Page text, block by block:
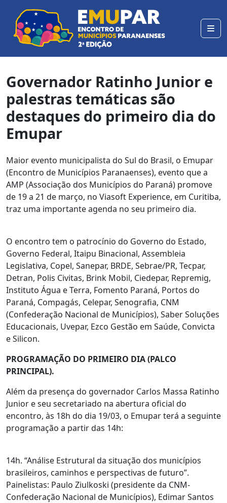
Governador Ratinho Junior e
palestras temáticas são
destaques do primeiro dia do
Emupar
Maior evento municipalista do Sul do Brasil, o Emupar
(Encontro de Municípios Paranaenses), evento que a
AMP (Associação dos Municípios do Paraná) promove
de 19 a 21 de março, no Viasoft Experience, em Curitiba,
traz uma importante agenda no seu primeiro dia.
O encontro tem o patrocínio do Governo do Estado,
Governo Federal, Itaipu Binacional, Assembleia
Legislativa, Copel, Sanepar, BRDE, Sebrae/PR, Tecpar,
Detran, Polis Civitas, Brink Mobil, Ciedepar, Repremig,
Instituto Água e Terra, Fomento Paraná, Portos do
Paraná, Compagás, Celepar, Senografia, CNM
(Confederação Nacional de Municípios), Saber Soluções
Educacionais, Uvepar, Ezco Gestão em Saúde, Convicta
e Silicon.
PROGRAMAÇÃO DO PRIMEIRO DIA (PALCO
PRINCIPAL).
Além da presença do governador Carlos Massa Ratinho
Junior e seu secretariado na abertura oficial do
encontro, às 18h do dia 19/03, o Emupar terá a seguinte
programação a partir das 14h:
14h. “Análise Estrutural da situação dos municípios
brasileiros, caminhos e perspectivas de futuro”.
Painelistas: Paulo Ziulkoski (presidente da CNM-
Confederação Nacional de Municípios), Edimar Santos